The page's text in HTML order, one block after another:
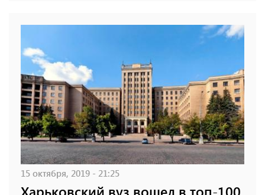
15 октября, 2019 - 21:25